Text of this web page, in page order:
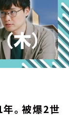
。被爆2世